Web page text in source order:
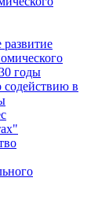
годы
содействию в